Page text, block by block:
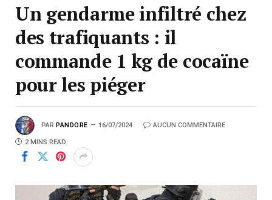
Un gendarme infiltré chez
des trafiquants : il
commande 1 kg de cocaïne
pour les piéger
PAR PANDORE 16/07/2024 AUCUN COMMENTAIRE
2 MINS READ